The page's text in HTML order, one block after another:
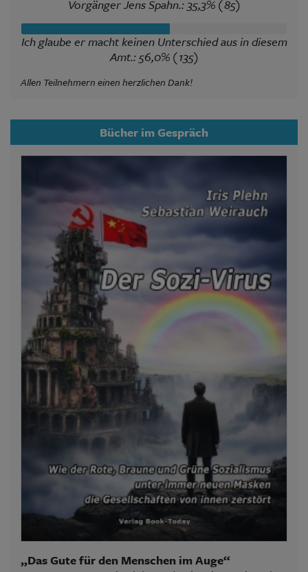
Vorgänger Jens Spahn.: 35,3% (85)
Ich glaube er macht keinen Unterschied aus in diesem
Amt.: 56,0% (135)
Allen Teilnehmern einen herzlichen Dank!
Bücher im Gespräch
„Das Gute für den Menschen im Auge“